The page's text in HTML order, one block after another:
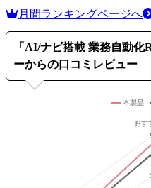
月間ランキングページへ
「 AI/ナビ搭載 業務自動化
ーからの口コミレビュー